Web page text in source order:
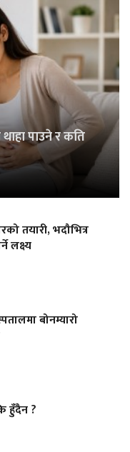
पाउने र कति
तयारी, भदौभित्र
लक्ष्य
बोनम्यारो
हुँदैन ?